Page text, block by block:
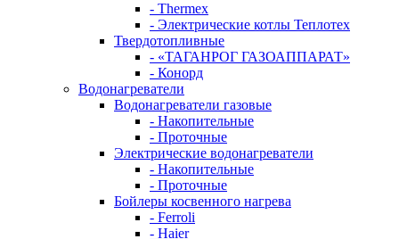
- Thermex
- Электрические котлы Теплотех
Твердотопливные
- «ТАГАНРОГ ГАЗОАППАРАТ»
- Конорд
Водонагреватели
Водонагреватели газовые
- Накопительные
- Проточные
Электрические водонагреватели
- Накопительные
- Проточные
Бойлеры косвенного нагрева
- Ferroli
- Haier